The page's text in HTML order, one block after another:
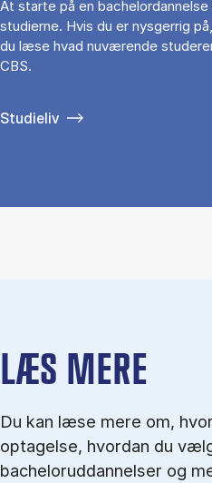
At starte på en
studierne. Hvis du er nysgerrig
du læse hvad nuværende
CBS.
Studieliv
LÆS MERE
Du kan læse mere om,
optagelse, hvordan du
bacheloruddannelser og